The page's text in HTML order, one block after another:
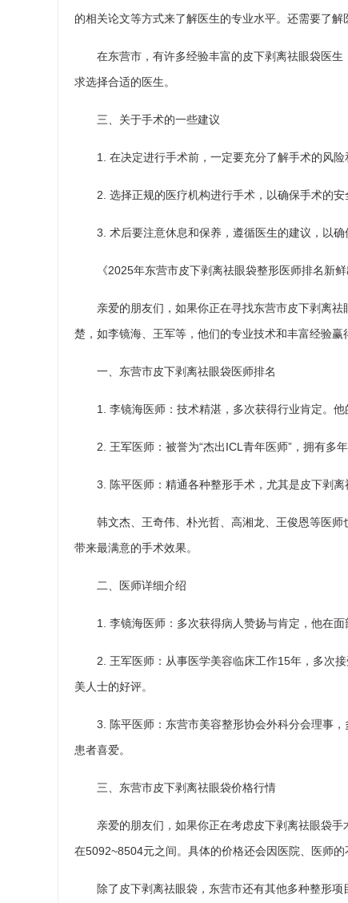
的相关论文等方式来了解医生的专业水平。还需要了
在东营市，有许多经验丰富的皮下剥离祛眼袋医
求选择合适的医生。
三、关于手术的一些建议
1. 在决定进行手术前，一定要充分了解手术的风
2. 选择正规的医疗机构进行手术，以确保手术的安
3. 术后要注意休息和保养，遵循医生的建议，以确
《2025年东营市皮下剥离祛眼袋整形医师排名新鲜
亲爱的朋友们，如果你正在寻找东营市皮下剥离
楚，如李镜海、王军等，他们的专业技术和丰富经验赢
一、东营市皮下剥离祛眼袋医师排名
1. 李镜海医师：技术精湛，多次获得行业肯定。
2. 王军医师：被誉为“杰出ICL青年医师”，拥有多
3. 陈平医师：精通各种整形手术，尤其是皮下剥
韩文杰、王奇伟、朴光哲、高湘龙、王俊恩等医
带来最满意的手术效果。
二、医师详细介绍
1. 李镜海医师：多次获得病人赞扬与肯定，他在
2. 王军医师：从事医学美容临床工作15年，多次
美人士的好评。
3. 陈平医师：东营市美容整形协会外科分会理事
患者喜爱。
三、东营市皮下剥离祛眼袋价格行情
亲爱的朋友们，如果你正在考虑皮下剥离祛眼袋
在5092~8504元之间。具体的价格还会因医院、医师的
除了皮下剥离祛眼袋，东营市还有其他多种整形